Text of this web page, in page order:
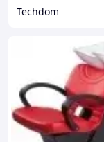
Techdom